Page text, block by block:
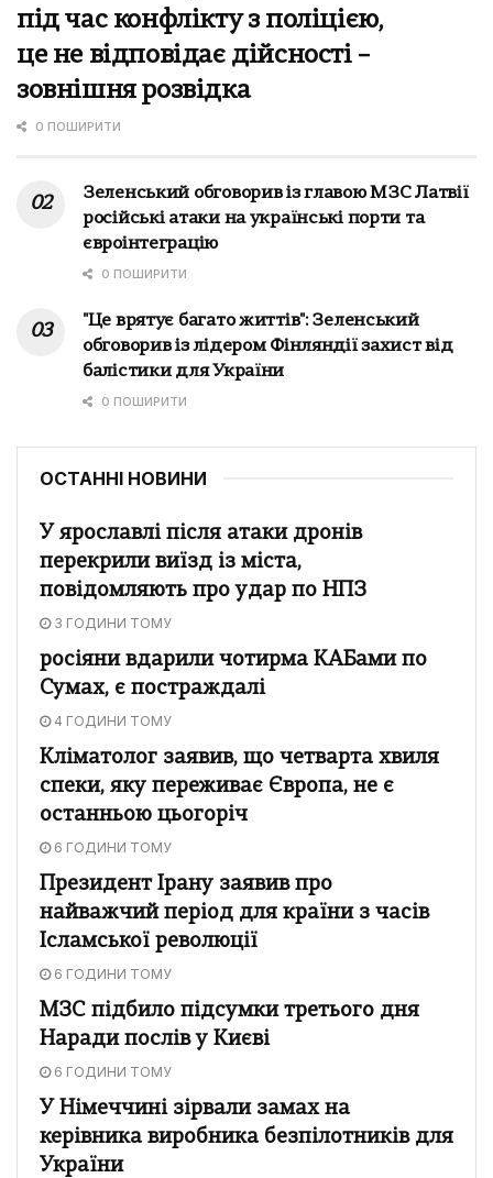
під час конфлікту з поліцією,
це не відповідає дійсності –
зовнішня розвідка
0 ПОШИРИТИ
Зеленський обговорив із главою МЗС Латвії
російські атаки на українські порти та
євроінтеграцію
0 ПОШИРИТИ
"Це врятує багато життів": Зеленський
обговорив із лідером Фінляндії захист від
балістики для України
0 ПОШИРИТИ
ОСТАННІ НОВИНИ
У ярославлі після атаки дронів
перекрили виїзд із міста,
повідомляють про удар по НПЗ
3 ГОДИНИ ТОМУ
росіяни вдарили чотирма КАБами по
Сумах, є постраждалі
4 ГОДИНИ ТОМУ
Кліматолог заявив, що четварта хвиля
спеки, яку переживає Європа, не є
останньою цьогоріч
6 ГОДИНИ ТОМУ
Президент Ірану заявив про
найважчий період для країни з часів
Ісламської революції
6 ГОДИНИ ТОМУ
МЗС підбило підсумки третього дня
Наради послів у Києві
6 ГОДИНИ ТОМУ
У Німеччині зірвали замах на
керівника виробника безпілотників для
України